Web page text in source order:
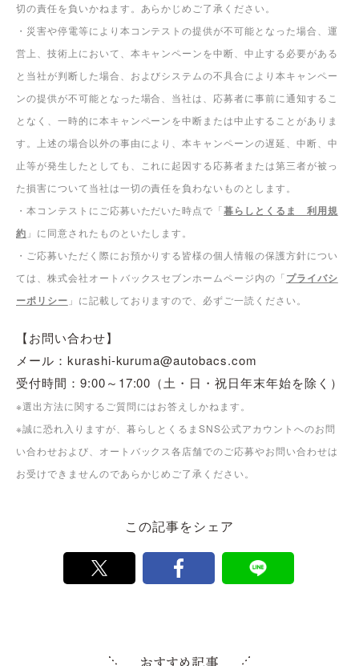
切の責任を負いかねます。あらかじめご了承ください。
・災害や停電等により本コンテストの提供が不可能となった場合、運
営上、技術上において、本キャンペーンを中断、中止する必要がある
と当社が判断した場合、およびシステムの不具合により本キャンペー
ンの提供が不可能となった場合、当社は、応募者に事前に通知するこ
となく、一時的に本キャンペーンを中断または中止することがありま
す。上述の場合以外の事由により、本キャンペーンの遅延、中断、中
止等が発生したとしても、これに起因する応募者または第三者が被っ
た損害について当社は一切の責任を負わないものとします。
・本コンテストにご応募いただいた時点で「暮らしとくるま 利用規
約 」に同意されたものといたします。
・ご応募いただく際にお預かりする皆様の個人情報の保護方針につい
ては、株式会社オートバックスセブンホームページ内の「プライバシ
ーポリシー 」に記載しておりますので、必ずご一読ください。
【お問い合わせ】
メール：kurashi-kuruma@autobacs.com
受付時間：9:00～17:00（土・日・祝日年末年始を除く）
※選出方法に関するご質問にはお答えしかねます。
※誠に恐れ入りますが、暮らしとくるまSNS公式アカウントへのお問
い合わせおよび、オートバックス各店舗でのご応募やお問い合わせは
お受けできませんのであらかじめご了承ください。
この記事をシェア